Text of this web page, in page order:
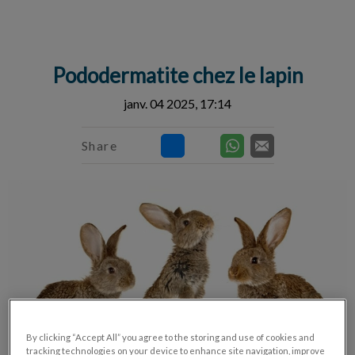
Pododermatite chez le lapin
janv. 04 2025, 17:14
Share
By clicking “Accept All” you agree to the storing and use of cookies and
tracking technologies on your device to enhance site navigation, improve